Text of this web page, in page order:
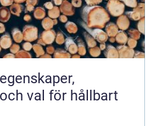
val för hållbart